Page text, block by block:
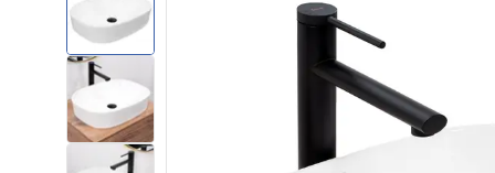
Portes de douche
Caniveaux de douche